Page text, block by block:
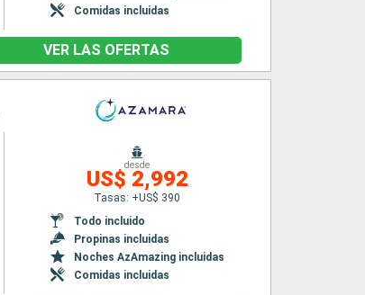
Comidas incluidas
VER LAS OFERTAS
desde
US$ 2,992
Tasas: +US$ 390
Todo incluido
Propinas incluidas
Noches AzAmazing incluidas
Comidas incluidas